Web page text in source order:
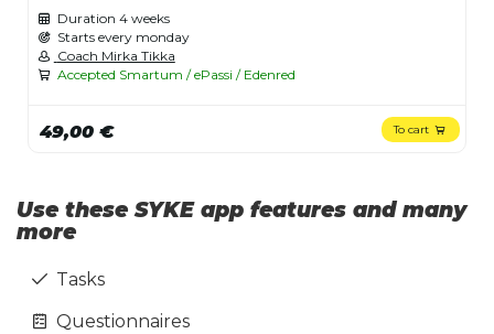
Duration 4 weeks
Starts every monday
Coach Mirka Tikka
Accepted Smartum / ePassi / Edenred
49,00 € To cart
Use these SYKE app features and many
more
Tasks
Questionnaires